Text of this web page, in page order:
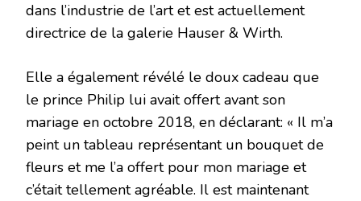
dans l’industrie de l’art et est actuellement
directrice de la galerie Hauser & Wirth.
Elle a également révélé le doux cadeau que
le prince Philip lui avait offert avant son
mariage en octobre 2018, en déclarant: « Il m’a
peint un tableau représentant un bouquet de
fleurs et me l’a offert pour mon mariage et
c’était tellement agréable. Il est maintenant